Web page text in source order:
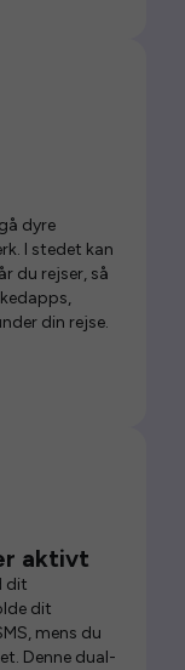
dyre
I stedet kan
du rejser, så
din rejse.
aktivt
dit
dit
mens du
Denne dual-